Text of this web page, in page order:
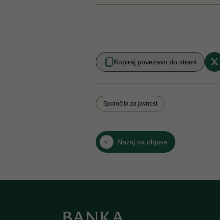
Kopiraj povezavo do strani
Sporočila za javnost
Nazaj na objave